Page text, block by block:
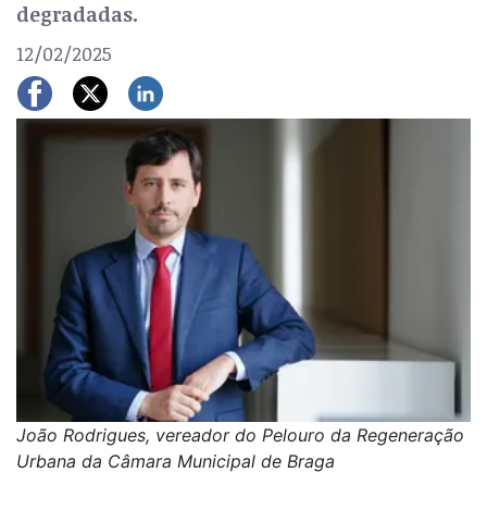
degradadas.
12/02/2025
João Rodrigues, vereador do Pelouro da Regeneração
Urbana da Câmara Municipal de Braga